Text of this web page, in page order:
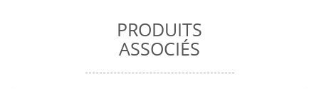
PRODUITS
ASSOCIÉS